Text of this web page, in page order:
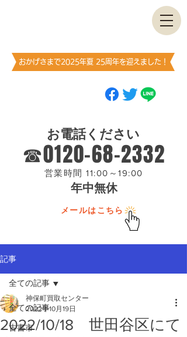
おかげさまで2025年夏 25周年を迎えました！
お電話ください
☎0120-68-2332
営業時間 11:00～19:00
年中無休
メールはこちら
記事
全ての記事
古書市
全ての記事
2022/10/18 世田谷区にて
神保町買取センター
2022年10月19日